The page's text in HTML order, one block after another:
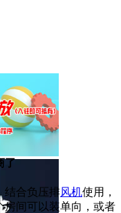
了
结合负压排风机使用，
房间可以装单向，或者